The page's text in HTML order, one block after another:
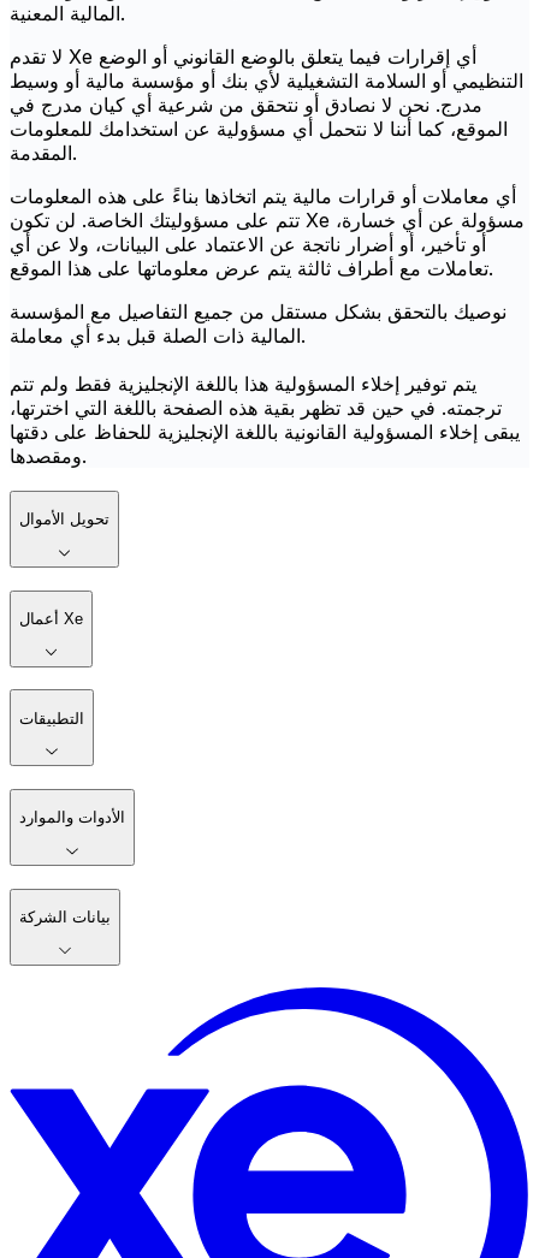
المالية المعنية.
لا تقدم Xe أي إقرارات فيما يتعلق بالوضع القانوني أو الوضع
التنظيمي أو السلامة التشغيلية لأي بنك أو مؤسسة مالية أو وسيط
مدرج. نحن لا نصادق أو نتحقق من شرعية أي كيان مدرج في
الموقع، كما أننا لا نتحمل أي مسؤولية عن استخدامك للمعلومات
المقدمة.
أي معاملات أو قرارات مالية يتم اتخاذها بناءً على هذه المعلومات
تتم على مسؤوليتك الخاصة. لن تكون Xe مسؤولة عن أي خسارة،
أو تأخير، أو أضرار ناتجة عن الاعتماد على البيانات، ولا عن أي
تعاملات مع أطراف ثالثة يتم عرض معلوماتها على هذا الموقع.
نوصيك بالتحقق بشكل مستقل من جميع التفاصيل مع المؤسسة
المالية ذات الصلة قبل بدء أي معاملة.
يتم توفير إخلاء المسؤولية هذا باللغة الإنجليزية فقط ولم تتم
ترجمته. في حين قد تظهر بقية هذه الصفحة باللغة التي اخترتها،
يبقى إخلاء المسؤولية القانونية باللغة الإنجليزية للحفاظ على دقتها
ومقصدها.
تحويل الأموال
أعمال Xe
التطبيقات
الأدوات والموارد
بيانات الشركة